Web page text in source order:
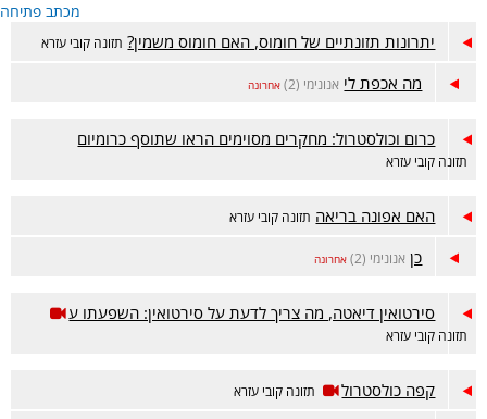
מכתב פתיחה
יתרונות תזונתיים של חומוס, האם חומוס משמין? תזונה קובי עזרא
מה אכפת לי אנונימי (2) אחרונה
כרום וכולסטרול: מחקרים מסוימים הראו שתוסף כרומיום
תזונה קובי עזרא
האם אפונה בריאה תזונה קובי עזרא
כן אנונימי (2) אחרונה
סירטואין דיאטה, מה צריך לדעת על סירטואין: השפעתו ע
תזונה קובי עזרא
קפה כולסטרול תזונה קובי עזרא